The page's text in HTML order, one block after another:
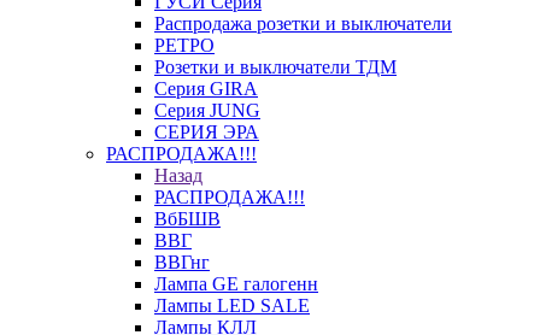
Распродажа розетки и выключатели
РЕТРО
Розетки и выключатели ТДМ
Серия GIRA
Серия JUNG
СЕРИЯ ЭРА
РАСПРОДАЖА!!!
Назад
РАСПРОДАЖА!!!
ВбБШВ
ВВГ
ВВГнг
Лампа GE галогенн
Лампы LED SALE
Лампы КЛЛ